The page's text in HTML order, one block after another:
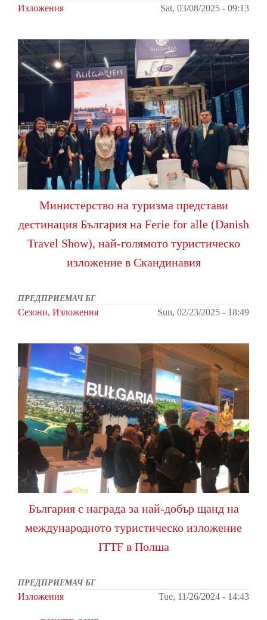
Изложения Sat, 03/08/2025 - 09:13
Министерство на туризма представи
дестинация България на Ferie for alle (Danish
Travel Show), най-голямото туристическо
изложение в Скандинавия
ПРЕДПРИЕМАЧ БГ
Сезони, Изложения Sun, 02/23/2025 - 18:49
България с награда за най-добър щанд на
международното туристическо изложение
ITTF в Полша
ПРЕДПРИЕМАЧ БГ
Изложения Tue, 11/26/2024 - 14:43